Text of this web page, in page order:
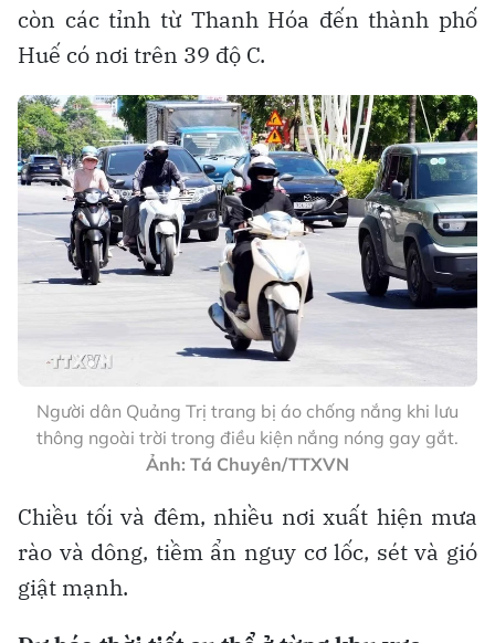
còn các tỉnh từ Thanh Hóa đến thành phố
Huế có nơi trên 39 độ C.
Người dân Quảng Trị trang bị áo chống nắng khi lưu
thông ngoài trời trong điều kiện nắng nóng gay gắt.
Ảnh: Tá Chuyên/TTXVN
Chiều tối và đêm, nhiều nơi xuất hiện mưa
rào và dông, tiềm ẩn nguy cơ lốc, sét và gió
giật mạnh.